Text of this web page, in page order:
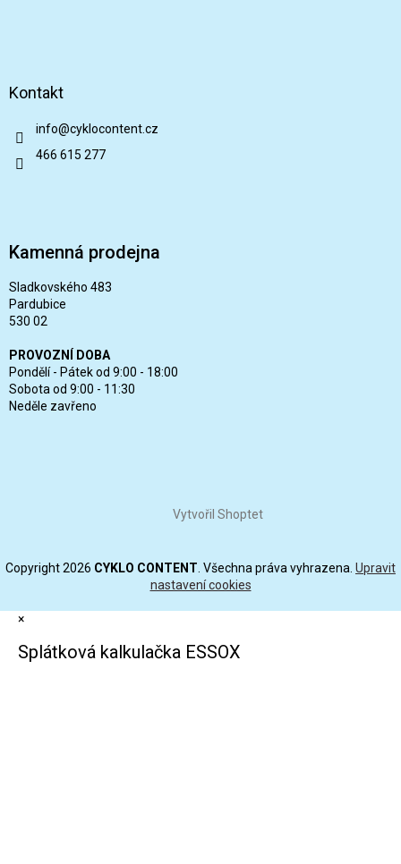
Kontakt
info@cyklocontent.cz
466 615 277
Kamenná prodejna
Sladkovského 483
Pardubice
530 02
PROVOZNÍ DOBA
Pondělí - Pátek od 9:00 - 18:00
Sobota od 9:00 - 11:30
Neděle zavřeno
Vytvořil Shoptet
Copyright 2026 CYKLO CONTENT . Všechna práva vyhrazena. Upravit
nastavení cookies
×
Splátková kalkulačka ESSOX